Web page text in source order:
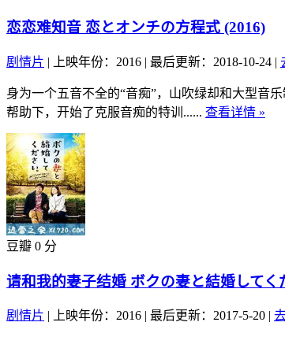
恋恋难知音 恋とオンチの方程式 (2016)
剧情片 | 上映年份：2016 | 最后更新：2018-10-24 |
身为一个五音不全的“音痴”，山吹绿却和大型音
帮助下，开始了克服音痴的特训...... 查看详情 »
豆瓣 0 分
请和我的妻子结婚 ボクの妻と結婚してく
剧情片 | 上映年份：2016 | 最后更新：2017-5-20 |